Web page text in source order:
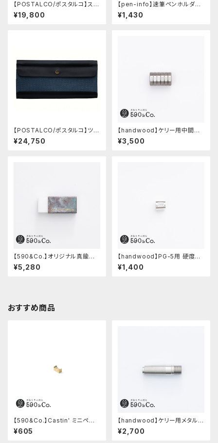
【POSTALCO/ポスタルコ】スナ
ップペンケース (Navy Blue)
¥19,800
【pen-info】速筆ペンホルダー
590&Co.別注色 (アクアブル
ー)
¥1,430
【POSTALCO/ポスタルコ】ツー
ルボックス (Navy Blue)
¥24,750
【handwood】ケリー用中間パ
ーツ/カスタムグリップ (八角形/
ステンレス)
¥3,500
【590&Co.】オリジナル真鍮消
しゴムカバー (焼き青銅)
¥5,280
【handwood】PG-5用 硬度表
示窓 (アルミ/長方形)
¥1,400
おすすめ商品
【590&Co.】Castin' ミニペン
枕 (S)
¥605
【handwood】ケリー用メタルグ
リップ/前軸・滑り止め (ステンレ
ス)
¥2,700